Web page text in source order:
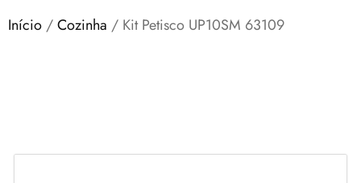
Início /Cozinha / Kit Petisco UP10SM 63109